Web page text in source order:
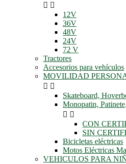
 
12V
36V
48V
24V
72 V
Tractores
Accesorios para vehículos
MOVILIDAD
 
Skateboard,
Monopatin,
 
CON
SIN
Bicicletas eléctricas
Motos Eléctricas
VEHICULOS PARA